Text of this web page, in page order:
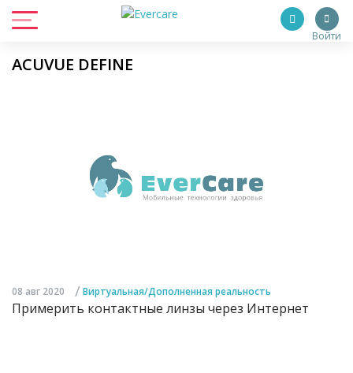
Войти
ACUVUE DEFINE
08 авг 2020 / Виртуальная/Дополненная реальность
Примерить контактные линзы через Интернет